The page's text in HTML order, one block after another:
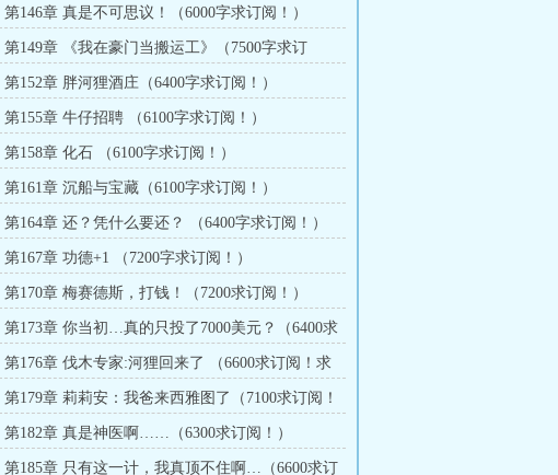
阅！）
第146章 真是不可思议！（6000字求订阅！）
第149章 《我在豪门当搬运工》（7500字求订
阅！）
第152章 胖河狸酒庄（6400字求订阅！）
第155章 牛仔招聘 （6100字求订阅！）
第158章 化石 （6100字求订阅！）
第161章 沉船与宝藏（6100字求订阅！）
第164章 还？凭什么要还？ （6400字求订阅！）
第167章 功德+1 （7200字求订阅！）
第170章 梅赛德斯，打钱！（7200求订阅！）
第173章 你当初…真的只投了7000美元？（6400求
订阅！求月票）
第176章 伐木专家:河狸回来了 （6600求订阅！求
月票！）
第179章 莉莉安：我爸来西雅图了（7100求订阅！
求月票！）
第182章 真是神医啊……（6300求订阅！）
第185章 只有这一计，我真顶不住啊…（6600求订